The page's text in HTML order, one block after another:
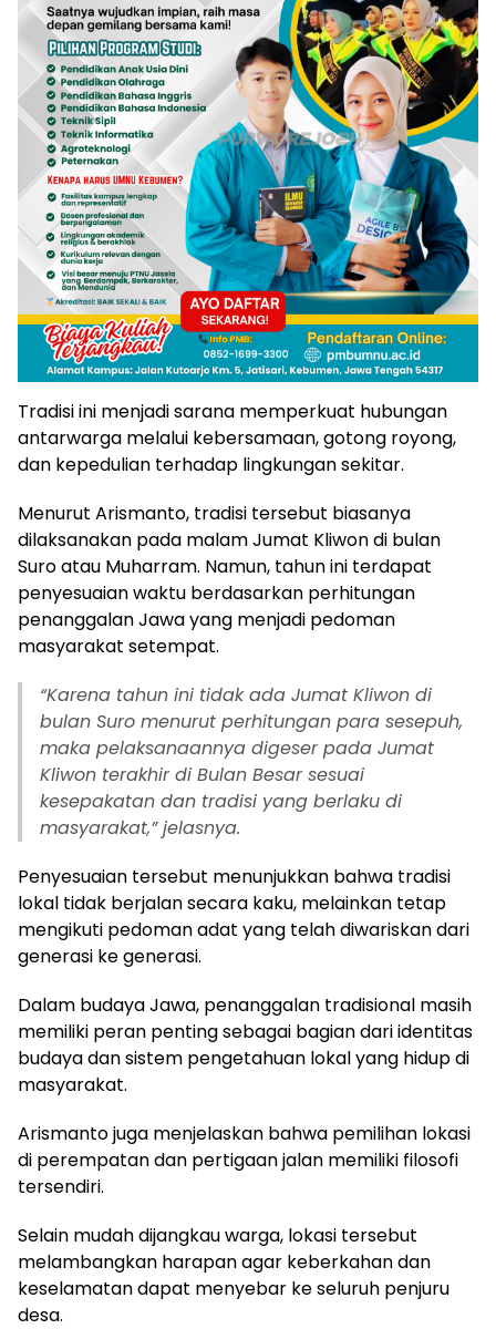
Tradisi ini menjadi sarana memperkuat hubungan
antarwarga melalui kebersamaan, gotong royong,
dan kepedulian terhadap lingkungan sekitar.
Menurut Arismanto, tradisi tersebut biasanya
dilaksanakan pada malam Jumat Kliwon di bulan
Suro atau Muharram. Namun, tahun ini terdapat
penyesuaian waktu berdasarkan perhitungan
penanggalan Jawa yang menjadi pedoman
masyarakat setempat.
“Karena tahun ini tidak ada Jumat Kliwon di
bulan Suro menurut perhitungan para sesepuh,
maka pelaksanaannya digeser pada Jumat
Kliwon terakhir di Bulan Besar sesuai
kesepakatan dan tradisi yang berlaku di
masyarakat,” jelasnya.
Penyesuaian tersebut menunjukkan bahwa tradisi
lokal tidak berjalan secara kaku, melainkan tetap
mengikuti pedoman adat yang telah diwariskan dari
generasi ke generasi.
Dalam budaya Jawa, penanggalan tradisional masih
memiliki peran penting sebagai bagian dari identitas
budaya dan sistem pengetahuan lokal yang hidup di
masyarakat.
Arismanto juga menjelaskan bahwa pemilihan lokasi
di perempatan dan pertigaan jalan memiliki filosofi
tersendiri.
Selain mudah dijangkau warga, lokasi tersebut
melambangkan harapan agar keberkahan dan
keselamatan dapat menyebar ke seluruh penjuru
desa.